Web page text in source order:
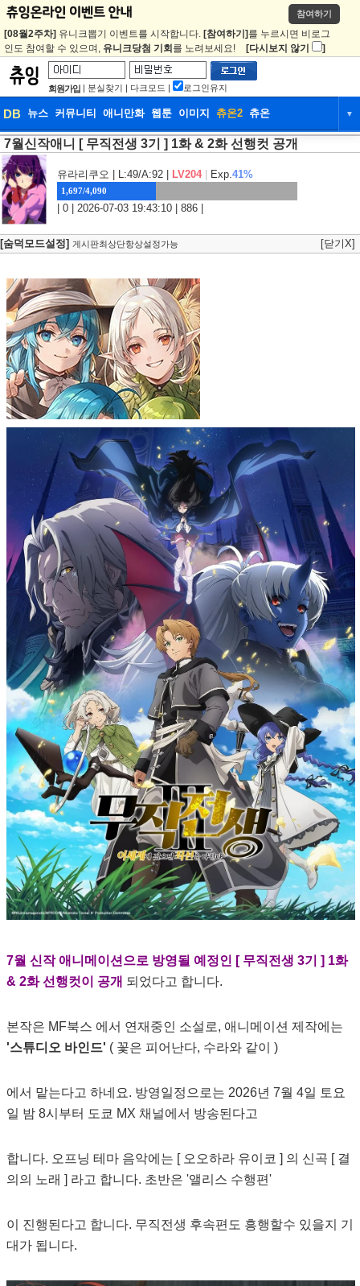
참여하기
[08월2주차] 유니크뽑기 이벤트를 시작합니다. [참여하기] 를 누르시면 비로그
인도 참여할 수 있으며, 유니크당첨 기회 를 노려보세요! [다시보지 않기 ]
회원가입 | 분실찾기 | 다크모드 | 로그인유지
DB 뉴스 커뮤니티 애니만화 웹툰 이미지 츄온2 츄온 ▼
DB 뉴스 커뮤니티 애니만화
웹툰 이미지 츄온2
7월신작애니 [ 무직전생 3기 ] 1화 & 2화 선행컷 공개
유라리쿠오 | L:49/A:92 | LV204 Exp.41%
1,697/4,090
| 0 | 2026-07-03 19:43:10 | 886 |
[숨덕모드설정] 게시판최상단항상설정가능 [닫기X]
7월 신작 애니메이션으로 방영될 예정인 [ 무직전생 3기 ] 1화
& 2화 선행컷이 공개 되었다고 합니다.
본작은 MF북스 에서 연재중인 소설로, 애니메이션 제작에는
'스튜디오 바인드' ( 꽃은 피어난다, 수라와 같이 )
에서 맡는다고 하네요. 방영일정으로는 2026년 7월 4일 토요
일 밤 8시부터 도쿄 MX 채널에서 방송된다고
합니다. 오프닝 테마 음악에는 [ 오오하라 유이코 ] 의 신곡 [ 결
의의 노래 ] 라고 합니다. 초반은 '앨리스 수행편'
이 진행된다고 합니다. 무직전생 후속편도 흥행할수 있을지 기
대가 됩니다.